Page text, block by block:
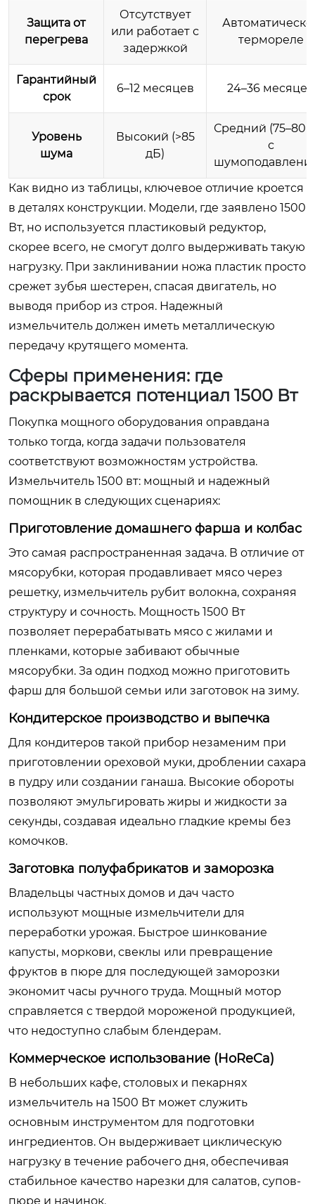
Защита от
перегрева
Отсутствует
или работает с
задержкой
термореле
Гарантийный
срок
6–12 месяцев 24–36 месяцев
Уровень
шума
Высокий (>85
дБ)
Средний (75–80
с
Как видно из таблицы, ключевое отличие кроется
в деталях конструкции. Модели, где заявлено 1500
Вт, но используется пластиковый редуктор,
скорее всего, не смогут долго выдерживать такую
нагрузку. При заклинивании ножа пластик просто
срежет зубья шестерен, спасая двигатель, но
выводя прибор из строя. Надежный
измельчитель должен иметь металлическую
передачу крутящего момента.
Сферы применения: где
раскрывается потенциал 1500 Вт
Покупка мощного оборудования оправдана
только тогда, когда задачи пользователя
соответствуют возможностям устройства.
Измельчитель 1500 вт: мощный и надежный
помощник в следующих сценариях:
Приготовление домашнего фарша и колбас
Это самая распространенная задача. В отличие от
мясорубки, которая продавливает мясо через
решетку, измельчитель рубит волокна, сохраняя
структуру и сочность. Мощность 1500 Вт
позволяет перерабатывать мясо с жилами и
пленками, которые забивают обычные
мясорубки. За один подход можно приготовить
фарш для большой семьи или заготовок на зиму.
Кондитерское производство и выпечка
Для кондитеров такой прибор незаменим при
приготовлении ореховой муки, дроблении сахара
в пудру или создании ганаша. Высокие обороты
позволяют эмульгировать жиры и жидкости за
секунды, создавая идеально гладкие кремы без
комочков.
Заготовка полуфабрикатов и заморозка
Владельцы частных домов и дач часто
используют мощные измельчители для
переработки урожая. Быстрое шинкование
капусты, моркови, свеклы или превращение
фруктов в пюре для последующей заморозки
экономит часы ручного труда. Мощный мотор
справляется с твердой мороженой продукцией,
что недоступно слабым блендерам.
Коммерческое использование (HoReCa)
В небольших кафе, столовых и пекарнях
измельчитель на 1500 Вт может служить
основным инструментом для подготовки
ингредиентов. Он выдерживает циклическую
нагрузку в течение рабочего дня, обеспечивая
стабильное качество нарезки для салатов, супов-
пюре и начинок.